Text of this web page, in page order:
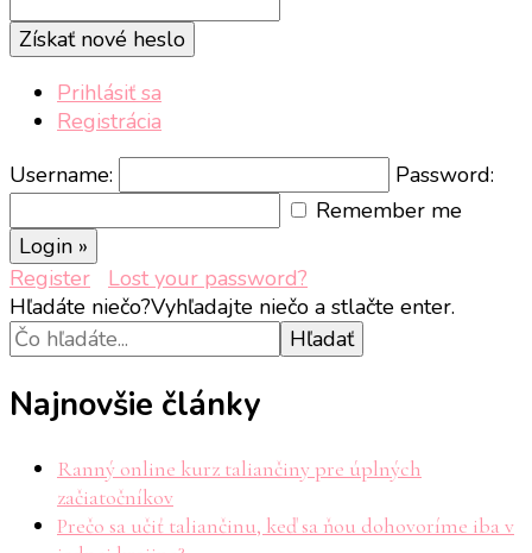
Získať nové heslo
Prihlásiť sa
Registrácia
Username:
Password:
Remember me
Register
Lost your password?
Hľadáte niečo?Vyhľadajte niečo a stlačte enter.
Najnovšie články
Ranný online kurz taliančiny pre úplných
začiatočníkov
Prečo sa učiť taliančinu, keď sa ňou dohovoríme iba v